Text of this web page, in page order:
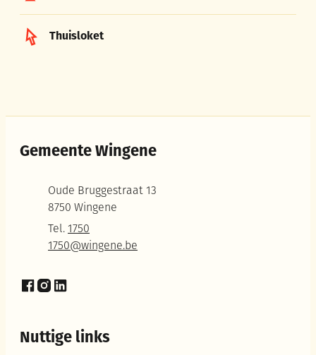
Thuisloket
Gemeente Wingene
Oude Bruggestraat 13
,8750 Wingene
1750
E-mail1750@wingene.be
Nuttige links
Facebook
Instagram
LinkedIn